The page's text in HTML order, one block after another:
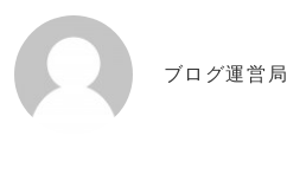
ブログ運営局